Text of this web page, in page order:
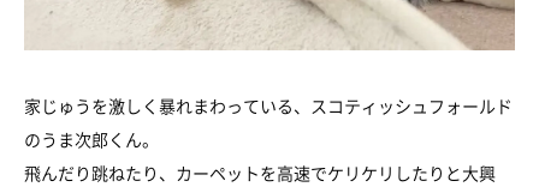
家じゅうを激しく暴れまわっている、スコティッシュフォールド
のうま次郎くん。
飛んだり跳ねたり、カーペットを高速でケリケリしたりと大興